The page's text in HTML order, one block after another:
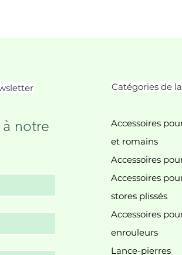
Il n'y a
notre
Catégories de
Accessoires
et romains
Accessoires
Accessoires
stores plissés
Accessoires
enrouleurs
Lance-pierres